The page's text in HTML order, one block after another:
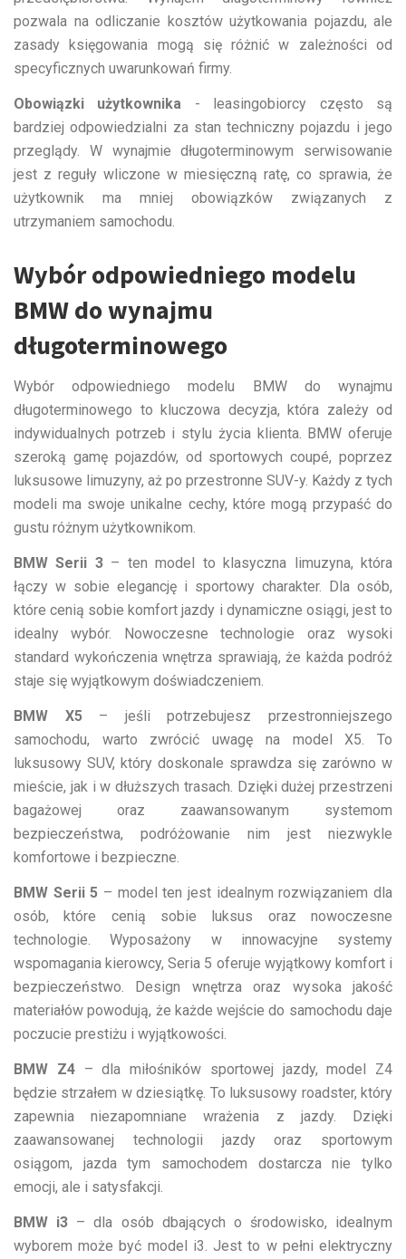
pozwala na odliczanie kosztów użytkowania pojazdu, ale
zasady księgowania mogą się różnić w zależności od
specyficznych uwarunkowań firmy.
Obowiązki użytkownika - leasingobiorcy często są
bardziej odpowiedzialni za stan techniczny pojazdu i jego
przeglądy. W wynajmie długoterminowym serwisowanie
jest z reguły wliczone w miesięczną ratę, co sprawia, że
użytkownik ma mniej obowiązków związanych z
utrzymaniem samochodu.
Wybór odpowiedniego modelu
BMW do wynajmu
długoterminowego
Wybór odpowiedniego modelu BMW do wynajmu
długoterminowego to kluczowa decyzja, która zależy od
indywidualnych potrzeb i stylu życia klienta. BMW oferuje
szeroką gamę pojazdów, od sportowych coupé, poprzez
luksusowe limuzyny, aż po przestronne SUV-y. Każdy z tych
modeli ma swoje unikalne cechy, które mogą przypaść do
gustu różnym użytkownikom.
BMW Serii 3– ten model to klasyczna limuzyna, która
łączy w sobie elegancję i sportowy charakter. Dla osób,
które cenią sobie komfort jazdy i dynamiczne osiągi, jest to
idealny wybór. Nowoczesne technologie oraz wysoki
standard wykończenia wnętrza sprawiają, że każda podróż
staje się wyjątkowym doświadczeniem.
BMW X5– jeśli potrzebujesz przestronniejszego
samochodu, warto zwrócić uwagę na model X5. To
luksusowy SUV, który doskonale sprawdza się zarówno w
mieście, jak i w dłuższych trasach. Dzięki dużej przestrzeni
bagażowej oraz zaawansowanym systemom
bezpieczeństwa, podróżowanie nim jest niezwykle
komfortowe i bezpieczne.
BMW Serii 5 – model ten jest idealnym rozwiązaniem dla
osób, które cenią sobie luksus oraz nowoczesne
technologie. Wyposażony w innowacyjne systemy
wspomagania kierowcy, Seria 5 oferuje wyjątkowy komfort i
bezpieczeństwo. Design wnętrza oraz wysoka jakość
materiałów powodują, że każde wejście do samochodu daje
poczucie prestiżu i wyjątkowości.
BMW Z4– dla miłośników sportowej jazdy, model Z4
będzie strzałem w dziesiątkę. To luksusowy roadster, który
zapewnia niezapomniane wrażenia z jazdy. Dzięki
zaawansowanej technologii jazdy oraz sportowym
osiągom, jazda tym samochodem dostarcza nie tylko
emocji, ale i satysfakcji.
BMW i3 – dla osób dbających o środowisko, idealnym
wyborem może być model i3. Jest to w pełni elektryczny